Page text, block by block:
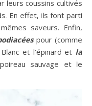
leurs coussins cultivés
En effet, ils font parti
saveurs. Enfin,
pour (comme
et l’épinard et la
sauvage et le